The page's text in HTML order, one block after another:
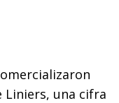
Liniers, una cifra